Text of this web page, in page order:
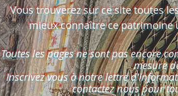
Vous trouverez sur ce site toutes
mieux connaître ce patrimoine
Toutes les pages ne sont pas encore
mesure
Inscrivez vous à notre lettre
contactez nous pour